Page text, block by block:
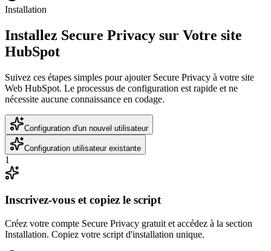
Installation
Installez Secure Privacy sur Votre site
HubSpot
Suivez ces étapes simples pour ajouter Secure Privacy à votre site
Web HubSpot. Le processus de configuration est rapide et ne
nécessite aucune connaissance en codage.
Configuration d'un nouvel utilisateur
Configuration utilisateur existante
1
Inscrivez-vous et copiez le script
Créez votre compte Secure Privacy gratuit et accédez à la section
Installation. Copiez votre script d'installation unique.